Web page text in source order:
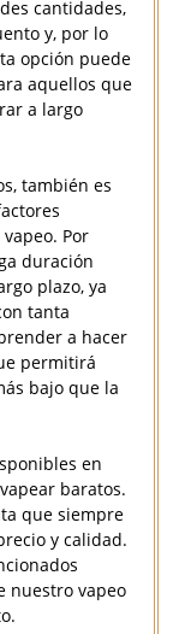
cantidades,
y, por lo
opción puede
aquellos que
a largo
también es
Por
duración
plazo, ya
tanta
a hacer
permitirá
bajo que la
en
baratos.
que siempre
y calidad.
nuestro vapeo